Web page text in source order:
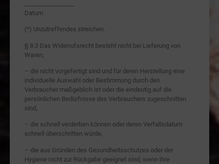
Datum
(*) Unzutreffendes streichen.
§ 8.3 Das Widerrufsrecht besteht nicht bei Lieferung von
Waren,
– die nicht vorgefertigt sind und für deren Herstellung eine
individuelle Auswahl oder Bestimmung durch den
Verbraucher maßgeblich ist oder die eindeutig auf die
persönlichen Bedürfnisse des Verbrauchers zugeschnitten
sind,
– die schnell verderben können oder deren Verfallsdatum
schnell überschritten würde,
– die aus Gründen des Gesundheitsschutzes oder der
Hygiene nicht zur Rückgabe geeignet sind, wenn ihre